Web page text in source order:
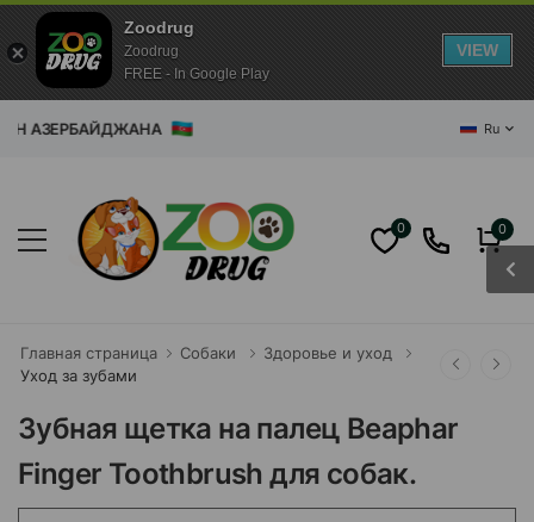
Ru
0 0
Главная страница Собаки
Здоровье и уход
Уход за зубами
Зубная щетка на палец Beaphar
Finger Toothbrush для собак.
Zoodrug
Zoodrug
FREE - In Google Play
VIEW